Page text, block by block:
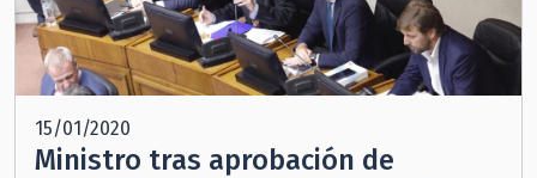
15/01/2020
Ministro tras aprobación de